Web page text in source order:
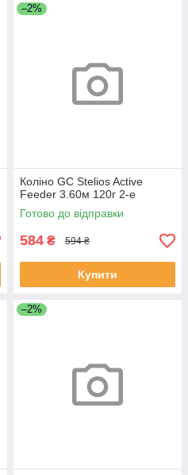
–2%
Коліно GC Stelios Active
Feeder 3.60м 120г 2-е
Готово до відправки
584 ₴ 594 ₴
Купити
–2%